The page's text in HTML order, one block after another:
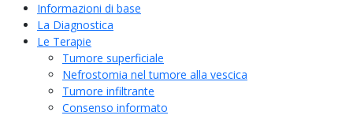
Informazioni di base
La Diagnostica
Le Terapie
Tumore superficiale
Nefrostomia nel tumore alla vescica
Tumore infiltrante
Consenso informato